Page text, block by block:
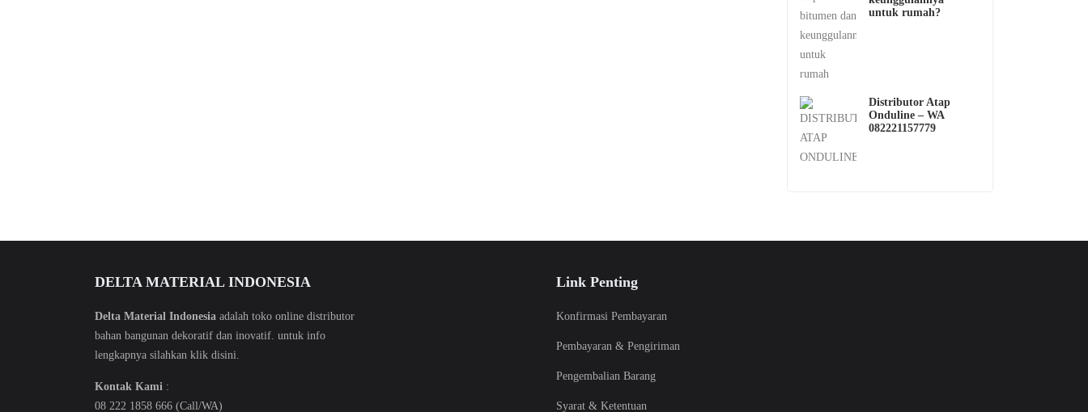
untuk rumah?
Distributor Atap
Onduline – WA
082221157779
DELTA MATERIAL INDONESIA
Delta Material Indonesia adalah toko online distributor
bahan bangunan dekoratif dan inovatif. untuk info
lengkapnya silahkan klik disini.
Kontak Kami :
08 222 1858 666 (Call/WA)
Link Penting
Konfirmasi Pembayaran
Pembayaran & Pengiriman
Pengembalian Barang
Syarat & Ketentuan